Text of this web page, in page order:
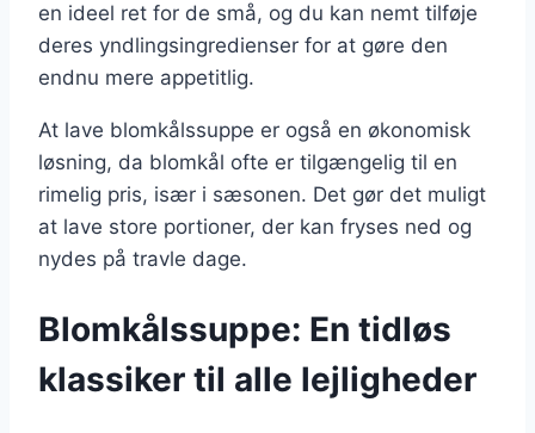
en ideel ret for de små, og du kan nemt tilføje
deres yndlingsingredienser for at gøre den
endnu mere appetitlig.
At lave blomkålssuppe er også en økonomisk
løsning, da blomkål ofte er tilgængelig til en
rimelig pris, især i sæsonen. Det gør det muligt
at lave store portioner, der kan fryses ned og
nydes på travle dage.
Blomkålssuppe: En tidløs
klassiker til alle lejligheder